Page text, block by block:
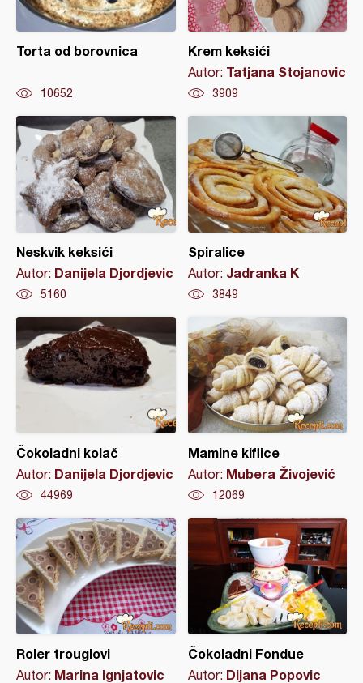
Torta od borovnica
10652
Krem keksići
Autor: Tatjana Stojanovic
3909
Neskvik keksići
Autor: Danijela Djordjevic
5160
Spiralice
Autor: Jadranka K
3849
Čokoladni kolač
Autor: Danijela Djordjevic
44969
Mamine kiflice
Autor: Mubera Živojević
12069
Roler trouglovi
Autor: Marina Ignjatovic
Čokoladni Fondue
Autor: Dijana Popovic